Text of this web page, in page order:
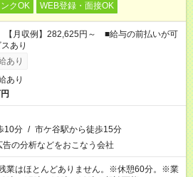
クOK WEB登録・面接OK
月収例】282,625円～ ■給与の前払いが可
あり
あり
あり
10分 / 市ケ谷駅から徒歩15分
告の分析などをおこなう会社
はほとんどありません。※休憩60分。※業